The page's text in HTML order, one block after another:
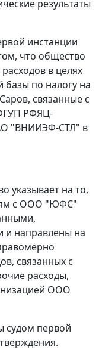
результаты
инстанции
что общество
в целях
по налогу на
связанные с
РФЯЦ-
"ВНИИЭФ-СТЛ" в
указывает на то,
с ООО "ЮФС"
и направлены на
связанных с
расходы,
ООО
судом первой